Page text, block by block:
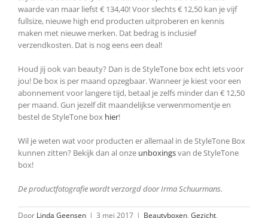
waarde van maar liefst € 134,40! Voor slechts € 12,50 kan je vijf
fullsize, nieuwe high end producten uitproberen en kennis
maken met nieuwe merken. Dat bedrag is inclusief
verzendkosten. Dat is nog eens een deal!
Houd jij ook van beauty? Dan is de StyleTone box echt iets voor
jou! De box is per maand opzegbaar. Wanneer je kiest voor een
abonnement voor langere tijd, betaal je zelfs minder dan € 12,50
per maand. Gun jezelf dit maandelijkse verwenmomentje en
bestel de StyleTone box hier!
Wil je weten wat voor producten er allemaal in de StyleTone Box
kunnen zitten? Bekijk dan al onze unboxingsvan de StyleTone
box!
De productfotografie wordt verzorgd door Irma Schuurmans.
Door Linda Geensen | 3 mei 2017 | Beautyboxen, Gezicht,